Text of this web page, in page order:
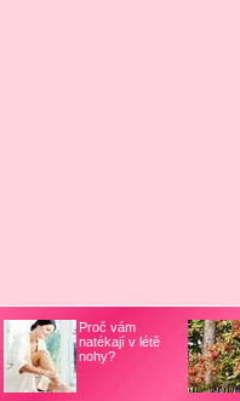
Proč vám
natékají v létě
nohy?